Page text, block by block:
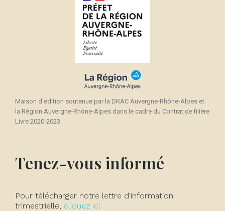
Maison d'édition soutenue par la DRAC Auvergne-Rhône-Alpes et
la Région Auvergne-Rhône-Alpes dans le cadre du Contrat de filière
Livre 2020-2023.
Tenez-vous informé
Pour télécharger notre lettre d'information
trimestrielle, cliquez ici.